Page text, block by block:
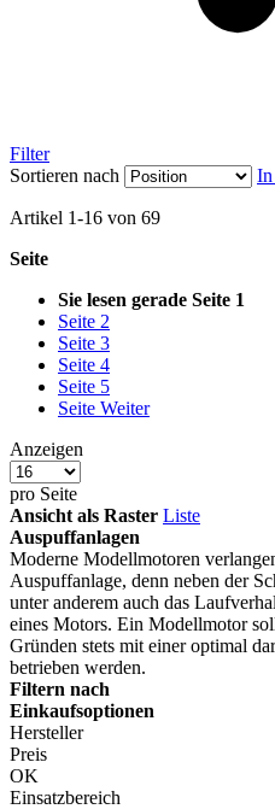
Filter
Sortieren nach
In
Artikel 1-16 von 69
Seite
Sie lesen gerade Seite 1
Seite 2
Seite 3
Seite 4
Seite 5
Seite Weiter
Anzeigen
pro Seite
Ansicht als Raster Liste
Auspuffanlagen
Moderne Modellmotoren
Auspuffanlage, denn neben der
unter anderem auch das
eines Motors. Ein Modellmotor
Gründen stets mit einer optimal
betrieben werden.
Filtern nach
Einkaufsoptionen
Hersteller
Preis
OK
Einsatzbereich